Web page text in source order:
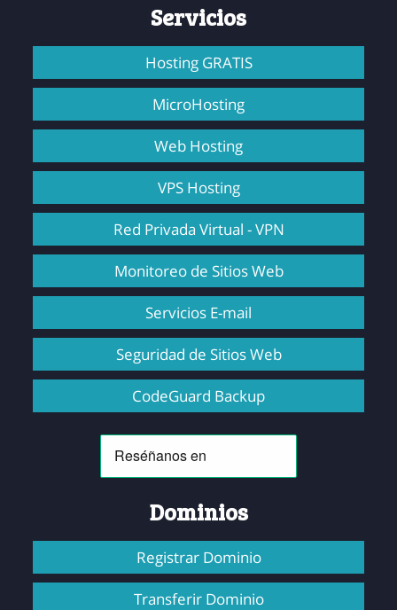
Servicios
Hosting GRATIS
MicroHosting
Web Hosting
VPS Hosting
Red Privada Virtual - VPN
Monitoreo de Sitios Web
Servicios E-mail
Seguridad de Sitios Web
CodeGuard Backup
Dominios
Registrar Dominio
Transferir Dominio